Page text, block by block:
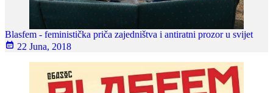
Blasfem - feministička priča zajedništva i antiratni prozor u svijet
22 Juna, 2018